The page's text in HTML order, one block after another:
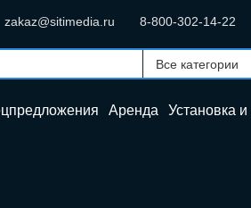
8-800-302-14-22
zakaz@sitimedia.ru
Аренда Установка и